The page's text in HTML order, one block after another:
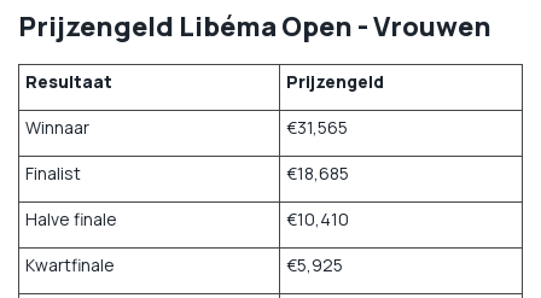
Prijzengeld Libéma Open - Vrouwen
Resultaat
Prijzengeld
Winnaar
€31,565
Finalist
€18,685
Halve finale
€10,410
Kwartfinale
€5,925